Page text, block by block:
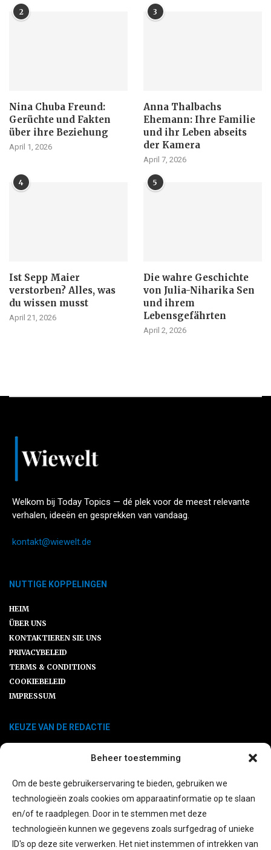
Beheer toestemming
Om de beste gebruikerservaring te bieden, gebruiken we
technologieën zoals cookies om apparaatinformatie op te slaan
en/of te raadplegen. Door in te stemmen met deze
technologieën kunnen we gegevens zoals surfgedrag of unieke
ID's op deze site verwerken. Het niet instemmen of intrekken van
2
Nina Chuba Freund:
Gerüchte und Fakten
über ihre Beziehung
April 1, 2026
3
Anna Thalbachs
Ehemann: Ihre Familie
und ihr Leben abseits
der Kamera
April 7, 2026
4
Ist Sepp Maier
verstorben? Alles, was
du wissen musst
April 21, 2026
5
Die wahre Geschichte
von Julia-Niharika Sen
und ihrem
Lebensgefährten
April 2, 2026
Welkom bij Today Topics — dé plek voor de meest relevante
verhalen, ideeën en gesprekken van vandaag.
kontakt@wiewelt.de
NUTTIGE KOPPELINGEN
HEIM
ÜBER UNS
KONTAKTIEREN SIE UNS
PRIVACYBELEID
TERMS & CONDITIONS
COOKIEBELEID
IMPRESSUM
KEUZE VAN DE REDACTIE
Ersatzteile SLK R170: Warum ein
Praktische Beratungsansätze Für Ein
Zuverlässiges Fahrerlebnis